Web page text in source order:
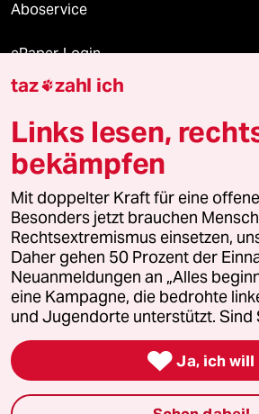
Aboservice
ePaper Login
Downloads für Abonnierende
© 2026 taz Verlags und Vertriebs
Alle Rechte vorbehalten. Bei rechtlichen
wenden Sie sich bitte an
lizenzen@taz.de
Feedback Redaktionsstatut
Leitlinie Informant Datenschutz
Seitenwende Einwilligungen
taz zahl ich
Links lesen,
bekämpfen
Mit doppelter Kraft für eine
Besonders jetzt brauchen
Rechtsextremismus einsetzen,
Daher gehen 50 Prozent der
Neuanmeldungen an „Alles
eine Kampagne, die bedrohte
und Jugendorte unterstützt. Sind
 Ja, ich will